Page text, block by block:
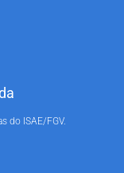
do ISAE/FGV.